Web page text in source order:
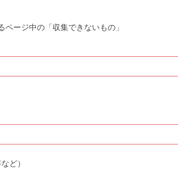
ージ中の「収集できないもの」
ど）